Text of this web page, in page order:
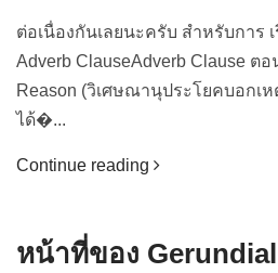
ต่อเนื่องกันเลยนะครับ สำหรับการ
Adverb ClauseAdverb Clause ต
Reason (วิเศษณานุประโยคบอกเ
ได้�...
Continue reading
หน้าที่ของ